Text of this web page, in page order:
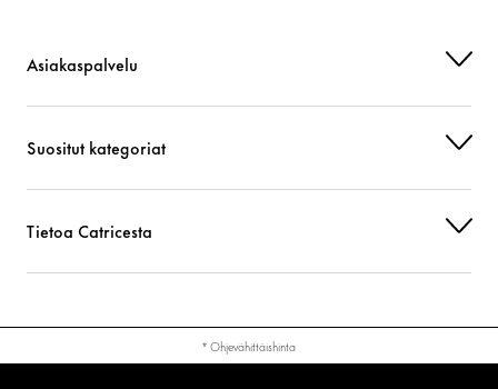
Asiakaspalvelu
Suositut kategoriat
Tietoa Catricesta
* Ohjevähittäishinta